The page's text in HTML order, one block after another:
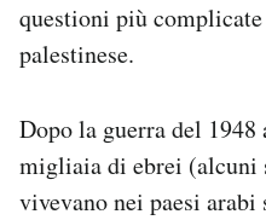
questioni più
palestinese.
Dopo la guerra del 1948
migliaia di ebrei (alcuni
vivevano nei paesi